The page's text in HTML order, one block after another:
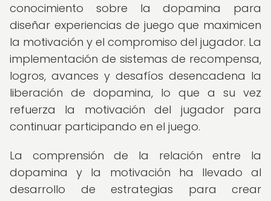
conocimiento sobre la dopamina para
diseñar experiencias de juego que maximicen
la motivación y el compromiso del jugador. La
implementación de sistemas de recompensa,
logros, avances y desafíos desencadena la
liberación de dopamina, lo que a su vez
refuerza la motivación del jugador para
continuar participando en el juego.
La comprensión de la relación entre la
dopamina y la motivación ha llevado al
desarrollo de estrategias para crear